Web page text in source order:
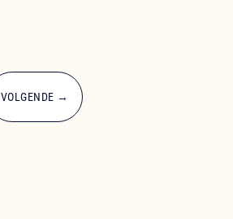
VOLGENDE →